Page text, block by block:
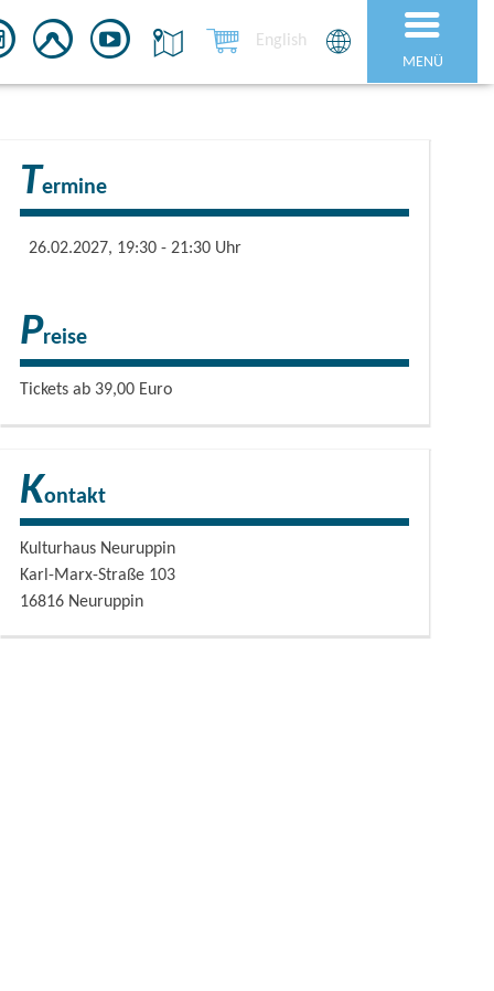
MENÜ
English
Termine
26.02.2027, 19:30 - 21:30 Uhr
Preise
Tickets ab 39,00 Euro
Kontakt
Kulturhaus Neuruppin
Karl-Marx-Straße 103
16816 Neuruppin